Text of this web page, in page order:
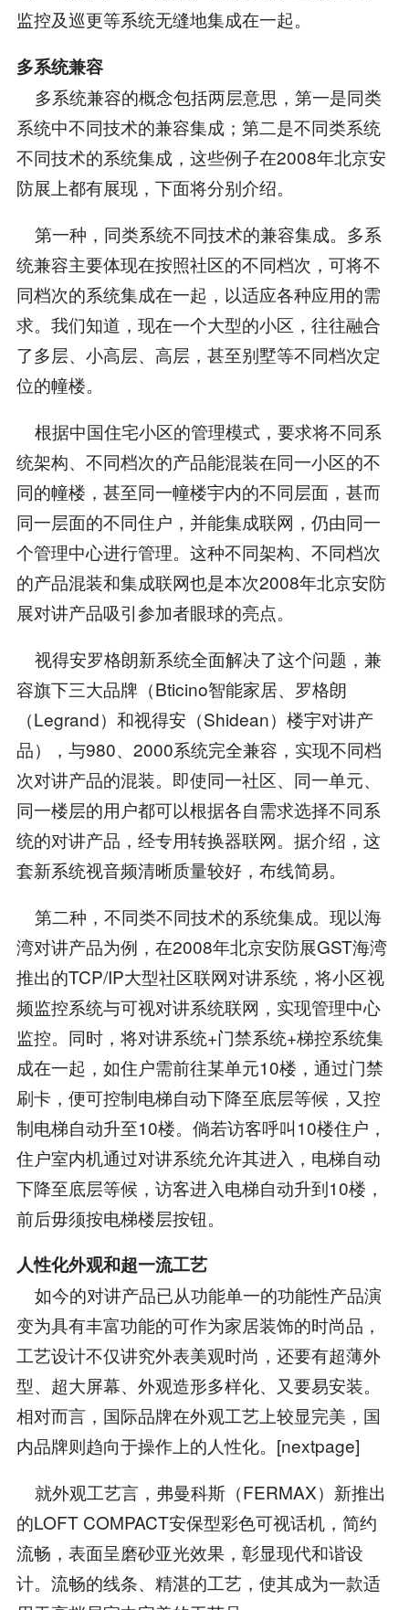
监控及巡更等系统无缝地集成在一起。
多系统兼容
多系统兼容的概念包括两层意思，第一是同类
系统中不同技术的兼容集成；第二是不同类系统
不同技术的系统集成，这些例子在2008年北京安
防展上都有展现，下面将分别介绍。
第一种，同类系统不同技术的兼容集成。多系
统兼容主要体现在按照社区的不同档次，可将不
同档次的系统集成在一起，以适应各种应用的需
求。我们知道，现在一个大型的小区，往往融合
了多层、小高层、高层，甚至别墅等不同档次定
位的幢楼。
根据中国住宅小区的管理模式，要求将不同系
统架构、不同档次的产品能混装在同一小区的不
同的幢楼，甚至同一幢楼宇内的不同层面，甚而
同一层面的不同住户，并能集成联网，仍由同一
个管理中心进行管理。这种不同架构、不同档次
的产品混装和集成联网也是本次2008年北京安防
展对讲产品吸引参加者眼球的亮点。
视得安罗格朗新系统全面解决了这个问题，兼
容旗下三大品牌（Bticino智能家居、罗格朗
（Legrand）和视得安（Shidean）楼宇对讲产
品），与980、2000系统完全兼容，实现不同档
次对讲产品的混装。即使同一社区、同一单元、
同一楼层的用户都可以根据各自需求选择不同系
统的对讲产品，经专用转换器联网。据介绍，这
套新系统视音频清晰质量较好，布线简易。
第二种，不同类不同技术的系统集成。现以海
湾对讲产品为例，在2008年北京安防展GST海湾
推出的TCP/IP大型社区联网对讲系统，将小区视
频监控系统与可视对讲系统联网，实现管理中心
监控。同时，将对讲系统+门禁系统+梯控系统集
成在一起，如住户需前往某单元10楼，通过门禁
刷卡，便可控制电梯自动下降至底层等候，又控
制电梯自动升至10楼。倘若访客呼叫10楼住户，
住户室内机通过对讲系统允许其进入，电梯自动
下降至底层等候，访客进入电梯自动升到10楼，
前后毋须按电梯楼层按钮。
人性化外观和超一流工艺
如今的对讲产品已从功能单一的功能性产品演
变为具有丰富功能的可作为家居装饰的时尚品，
工艺设计不仅讲究外表美观时尚，还要有超薄外
型、超大屏幕、外观造形多样化、又要易安装。
相对而言，国际品牌在外观工艺上较显完美，国
内品牌则趋向于操作上的人性化。[nextpage]
就外观工艺言，弗曼科斯（FERMAX）新推出
的LOFT COMPACT安保型彩色可视话机，简约
流畅，表面呈磨砂亚光效果，彰显现代和谐设
计。流畅的线条、精湛的工艺，使其成为一款适